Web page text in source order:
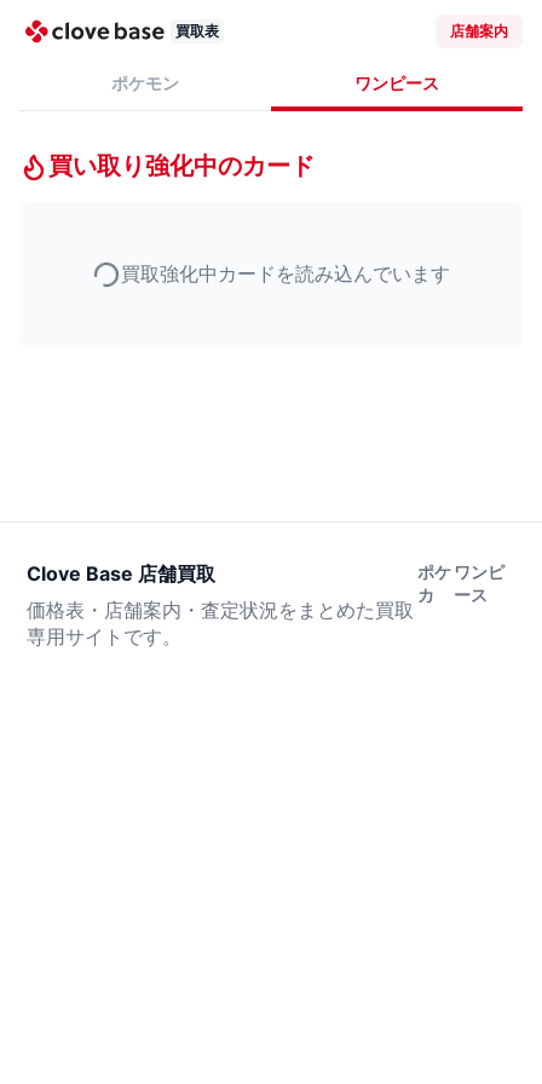
買取表 店舗案内
ポケモン ワンピース
買い取り強化中のカード
買取強化中カードを読み込んでいます
Clove Base 店舗買取
価格表・店舗案内・査定状況をまとめた買取
専用サイトです。
ポケ
カ
ワンピ
ース